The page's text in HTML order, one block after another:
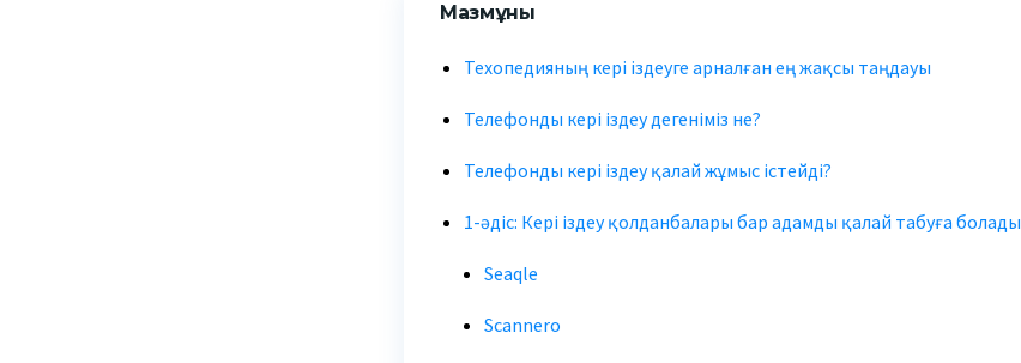
Мазмұны
Техопедияның кері іздеуге арналған ең жақсы таңдауы
Телефонды кері іздеу дегеніміз не?
Телефонды кері іздеу қалай жұмыс істейді?
1-әдіс: Кері іздеу қолданбалары бар адамды қалай табуға болады
Seaqle
Scannero